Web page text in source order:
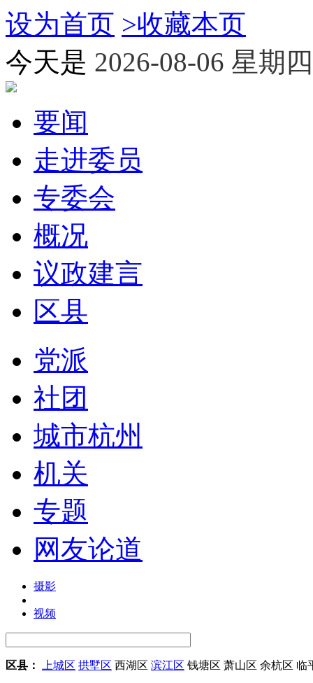
设为首页 >收藏本页
今天是 2026-08-06 星期四
要闻
走进委员
专委会
概况
议政建言
区县
党派
社团
城市杭州
机关
专题
网友论道
摄影
视频
区县： 上城区 拱墅区 西湖区 滨江区 钱塘区 萧山区 余杭区 临